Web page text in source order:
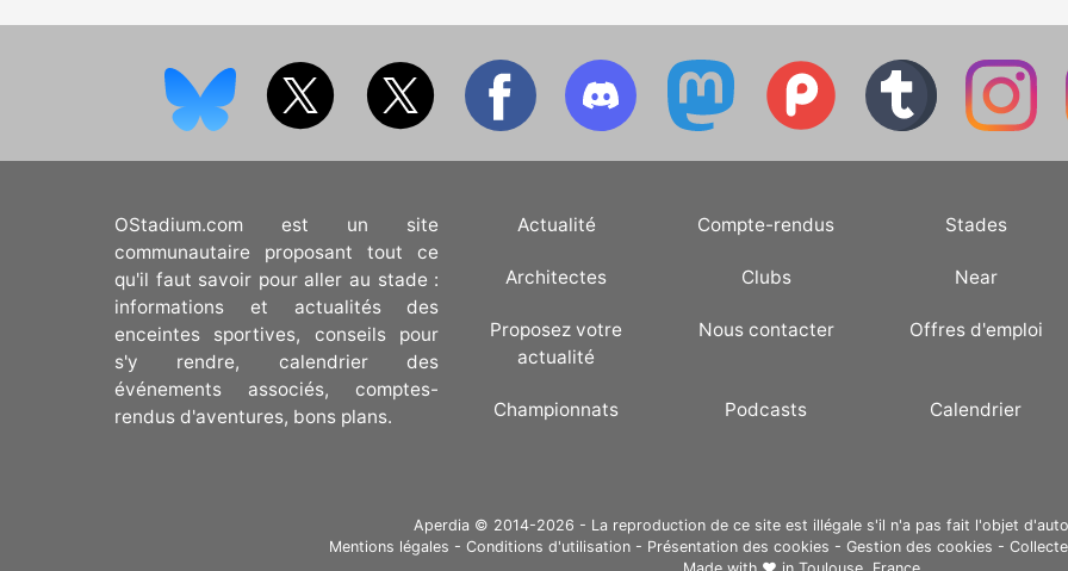
Mondial 2006. L'Espagne
l'Angleterre.
OStadium.com est un site
communautaire proposant tout ce
qu'il faut savoir pour aller au stade :
informations et actualités des
enceintes sportives, conseils pour
s'y rendre, calendrier des
événements associés, comptes-
rendus d'aventures, bons plans.
Actualité Compte-rendus Stades
Architectes Clubs Near
Proposez votre
actualité
Nous contacter Offres d'emploi
Championnats Podcasts Calendrier
Aperdia © 2014-2026 - La reproduction de ce site est illégale s'il n'a pas fait l'objet
Mentions légales - Conditions d'utilisation - Présentation des cookies - Gestion des cookies -